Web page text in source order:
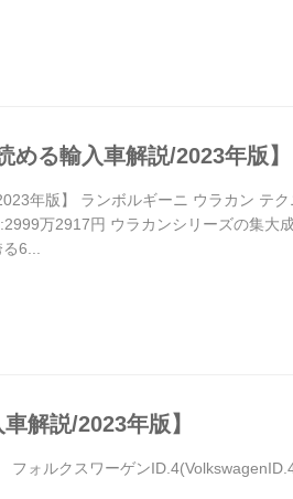
る輸入車解説/2023年版】
年版】 ランボルギーニ ウラカン テ
万2917円 ウラカンシリーズの集大
6...
解説/2023年版】
ォルクスワーゲン